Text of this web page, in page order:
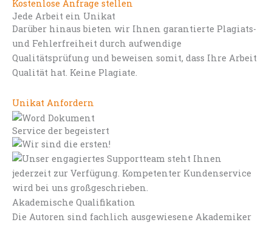
Kostenlose Anfrage stellen
Jede Arbeit ein Unikat
Darüber hinaus bieten wir Ihnen garantierte Plagiats-
und Fehlerfreiheit durch aufwendige
Qualitätsprüfung und beweisen somit, dass Ihre Arbeit
Qualität hat. Keine Plagiate.
Unikat Anfordern
Service der begeistert
Akademische Qualifikation
Die Autoren sind fachlich ausgewiesene Akademiker